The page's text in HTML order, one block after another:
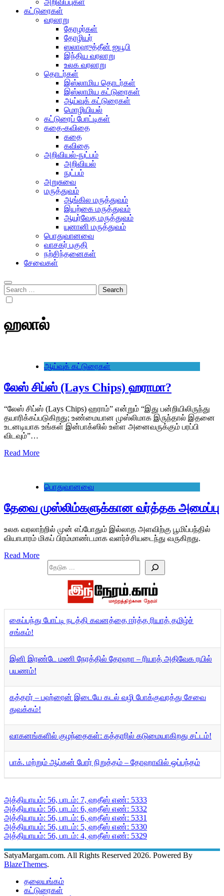
அறிவிப்புகள்
கட்டுரைகள்
வரலாறு
தோழர்கள்
தோழியர்
ஸலாஹுத்தீன் ஐயூபி
இந்திய வரலாறு
உலக வரலாறு
தொடர்கள்
இஸ்லாமிய தொடர்கள்
இஸ்லாமிய கட்டுரைகள்
ஆய்வுக் கட்டுரைகள்
மொழியியல்
கட்டுரைப் போட்டிகள்
கதை-கவிதை
கதை
கவிதை
அறிவியல்-நுட்பம்
அறிவியல்
நுட்பம்
அறுசுவை
மருத்துவம்
ஆங்கில மருத்துவம்
இயற்கை மருத்துவம்
ஆயுர்வேத மருத்துவம்
யுனானி மருத்துவம்
பொதுவானவை
வாசகர் பகுதி
நற்சிந்தனைகள்
சேவைகள்
Search
for:
ஹலால்
ஆய்வுக் கட்டுரைகள்
லேஸ் சிப்ஸ் (Lays Chips) ஹராமா?
“லேஸ் சிப்ஸ் (Lays Chips) ஹராம்” என்றும் “இது பன்றியிலிருந்து
தயாரிக்கப்படுகிறது; உண்மையான முஸ்லிமாக இருந்தால் இதனை
உடனடியாக உங்கள் இன்பாக்ஸில் உள்ள அனைவருக்கும் பரப்பி
விடவும்”…
Read More
பொதுவானவை
தேவை முஸ்லிம்களுக்கான வர்த்தக அமைப்பு
உலக வரலாற்றில் முன் எப்போதும் இல்லாத அளவிற்கு பூமிப்பந்தில்
வியாபாரம் மிகப் பிரம்மாண்டமாக வளர்ச்சியடைந்து வருகிறது.
Read More
கைப்பந்து போட்டி நடத்தி கவனத்தை ஈர்த்த ரியாத் தமிழ்ச்
சங்கம்!
இனி இரண்டே மணி நேரத்தில் தோஹா – ரியாத் அதிவேக ரயில்
பயணம்!
கத்தார் – பஹ்ரைன் இடையே கடல் வழி போக்குவரத்து சேவை
துவக்கம்!
வாகனங்களில் குழந்தைகள்: கத்தாரில் கடுமையாகிறது சட்டம்!
பாக். மற்றும் ஆப்கன் போர் நிறுத்தம் – தோஹாவில் ஒப்பந்தம்
அத்தியாயம்: 56, பாடம்: 7, ஹதீஸ் எண்: 5333
அத்தியாயம்: 56, பாடம்: 6, ஹதீஸ் எண்: 5332
அத்தியாயம்: 56, பாடம்: 6, ஹதீஸ் எண்: 5331
அத்தியாயம்: 56, பாடம்: 5, ஹதீஸ் எண்: 5330
அத்தியாயம்: 56, பாடம்: 4, ஹதீஸ் எண்: 5329
SatyaMargam.com. All Rights Reserved 2026. Powered By
BlazeThemes.
தலையங்கம்
கட்டுரைகள்